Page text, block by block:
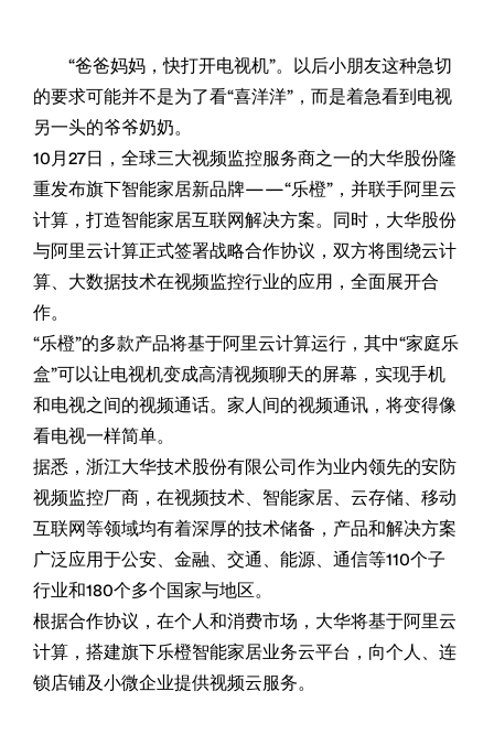
“爸爸妈妈，快打开电视机”。以后小朋友这种急切
的要求可能并不是为了看“喜洋洋”，而是着急看到电视
另一头的爷爷奶奶。
10月27日，全球三大视频监控服务商之一的大华股份隆
重发布旗下智能家居新品牌——“乐橙”，并联手阿里云
计算，打造智能家居互联网解决方案。同时，大华股份
与阿里云计算正式签署战略合作协议，双方将围绕云计
算、大数据技术在视频监控行业的应用，全面展开合
作。
“乐橙”的多款产品将基于阿里云计算运行，其中“家庭乐
盒”可以让电视机变成高清视频聊天的屏幕，实现手机
和电视之间的视频通话。家人间的视频通讯，将变得像
看电视一样简单。
据悉，浙江大华技术股份有限公司作为业内领先的安防
视频监控厂商，在视频技术、智能家居、云存储、移动
互联网等领域均有着深厚的技术储备，产品和解决方案
广泛应用于公安、金融、交通、能源、通信等110个子
行业和180个多个国家与地区。
根据合作协议，在个人和消费市场，大华将基于阿里云
计算，搭建旗下乐橙智能家居业务云平台，向个人、连
锁店铺及小微企业提供视频云服务。